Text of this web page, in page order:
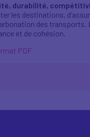
durabilité,
les destinations,
des
et de cohésion.
PDF